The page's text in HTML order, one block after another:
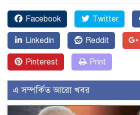
Facebook Twitter
Linkedin Reddit
Pinterest Print
এ সম্পর্কিত আরো খবর